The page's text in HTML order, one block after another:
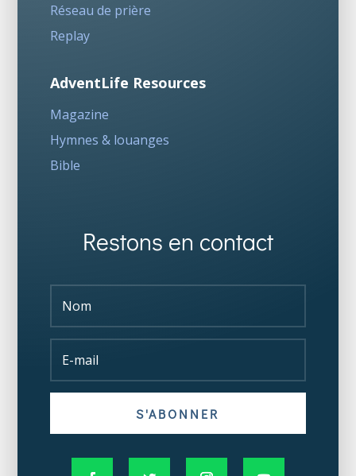
Réseau de prière
Replay
AdventLife Resources
Magazine
Hymnes & louanges
Bible
Restons en contact
S'ABONNER